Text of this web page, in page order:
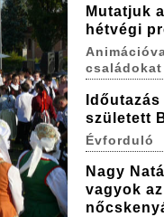
Mutatjuk
hétvégi
született
Évforduló
Nagy
vagyok